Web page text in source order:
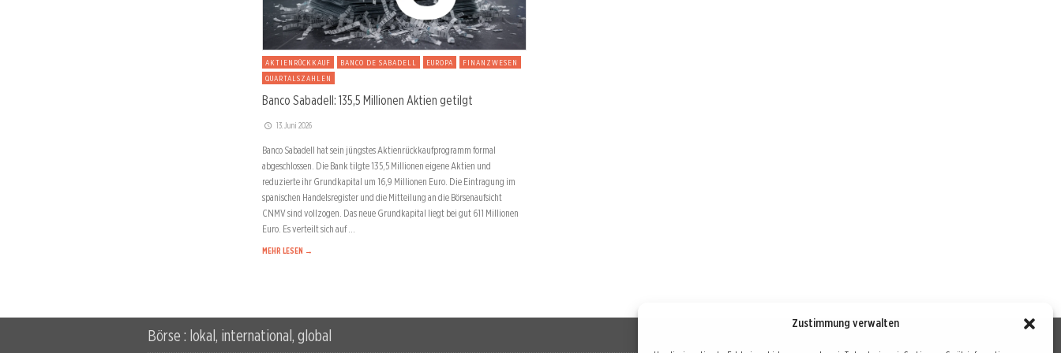
Zustimmung verwalten
AKTIENRÜCKKAUF BANCO DE SABADELL EUROPA
FINANZWESEN
QUARTALSZAHLEN
Banco Sabadell: 135,5 Millionen Aktien getilgt
13. Juni 2026
Banco Sabadell hat sein jüngstes Aktienrückkaufprogramm formal
abgeschlossen. Die Bank tilgte 135,5 Millionen eigene Aktien und
reduzierte ihr Grundkapital um 16,9 Millionen Euro. Die Eintragung im
spanischen Handelsregister und die Mitteilung an die Börsenaufsicht
CNMV sind vollzogen. Das neue Grundkapital liegt bei gut 611 Millionen
Euro. Es verteilt sich auf …
MEHR LESEN →
Börse : lokal, international, global